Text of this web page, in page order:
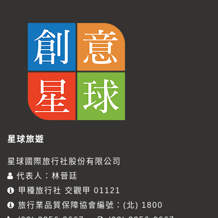
星球旅遊
星球國際旅行社股份有限公司
代表人：林晉廷
甲種旅行社 交觀甲 01121
旅行業品質保障協會編號：(北) 1800